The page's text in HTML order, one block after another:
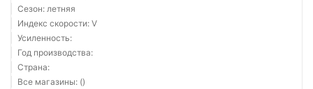
Сезон: летняя
Индекс скорости: V
Усиленность:
Год производства:
Страна:
Все магазины: ()